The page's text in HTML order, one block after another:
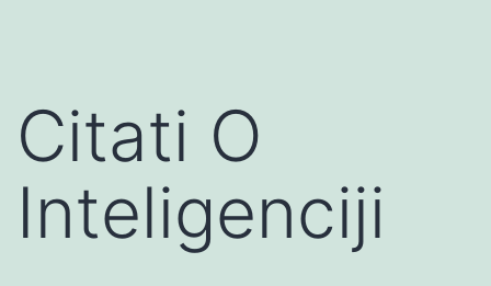
Citati O
Inteligenciji